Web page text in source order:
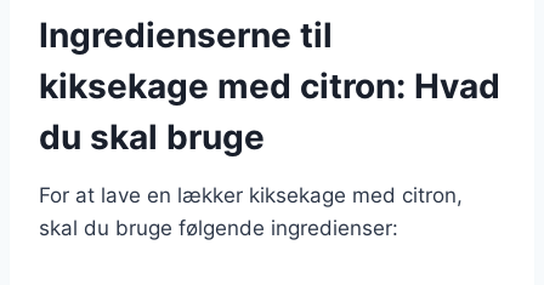
Ingredienserne til
kiksekage med citron: Hvad
du skal bruge
For at lave en lækker kiksekage med citron,
skal du bruge følgende ingredienser: